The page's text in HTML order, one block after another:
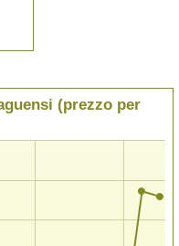
(prezzo per